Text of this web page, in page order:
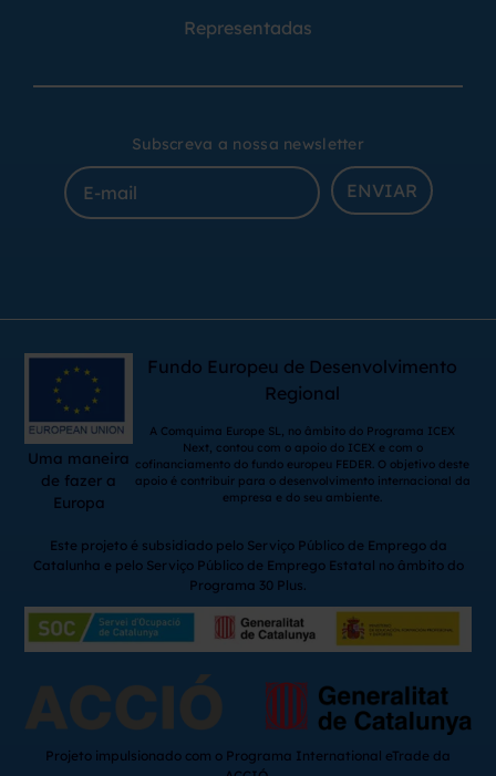
Representadas
Subscreva a nossa newsletter
ENVIAR
Uma maneira
de fazer a
Europa
Fundo Europeu de Desenvolvimento
Regional
A Comquima Europe SL, no âmbito do Programa ICEX
Next, contou com o apoio do ICEX e com o
cofinanciamento do fundo europeu FEDER. O objetivo deste
apoio é contribuir para o desenvolvimento internacional da
empresa e do seu ambiente.
Este projeto é subsidiado pelo Serviço Público de Emprego da
Catalunha e pelo Serviço Público de Emprego Estatal no âmbito do
Programa 30 Plus.
Projeto impulsionado com o Programa International eTrade da